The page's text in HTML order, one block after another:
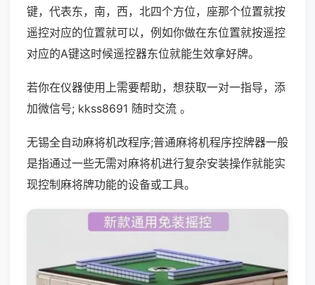
键，代表东，南，西，北四个方位，座那个位置就按
遥控对应的位置就可以，例如你做在东位置就按遥控
对应的A键这时候遥控器东位就能生效拿好牌。
若你在仪器使用上需要帮助，想获取一对一指导，添
加微信号; kkss8691 随时交流 。
无锡全自动麻将机改程序;普通麻将机程序控牌器一般
是指通过一些无需对麻将机进行复杂安装操作就能实
现控制麻将牌功能的设备或工具。